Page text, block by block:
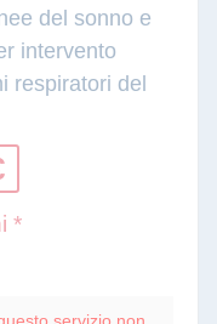
del sonno e
intervento
respiratori del
*